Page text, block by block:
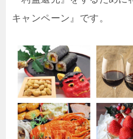
キャンペーン』です。